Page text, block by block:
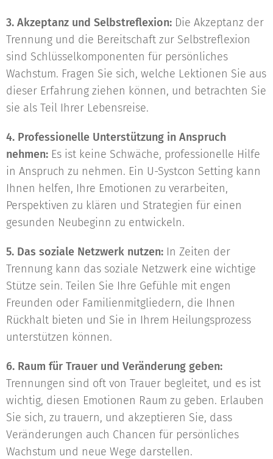
3. Akzeptanz und Selbstreflexion: Die Akzeptanz der
Trennung und die Bereitschaft zur Selbstreflexion
sind Schlüsselkomponenten für persönliches
Wachstum. Fragen Sie sich, welche Lektionen Sie aus
dieser Erfahrung ziehen können, und betrachten Sie
sie als Teil Ihrer Lebensreise.
4. Professionelle Unterstützung in Anspruch
nehmen: Es ist keine Schwäche, professionelle Hilfe
in Anspruch zu nehmen. Ein U-Systcon Setting kann
Ihnen helfen, Ihre Emotionen zu verarbeiten,
Perspektiven zu klären und Strategien für einen
gesunden Neubeginn zu entwickeln.
5. Das soziale Netzwerk nutzen: In Zeiten der
Trennung kann das soziale Netzwerk eine wichtige
Stütze sein. Teilen Sie Ihre Gefühle mit engen
Freunden oder Familienmitgliedern, die Ihnen
Rückhalt bieten und Sie in Ihrem Heilungsprozess
unterstützen können.
6. Raum für Trauer und Veränderung geben:
Trennungen sind oft von Trauer begleitet, und es ist
wichtig, diesen Emotionen Raum zu geben. Erlauben
Sie sich, zu trauern, und akzeptieren Sie, dass
Veränderungen auch Chancen für persönliches
Wachstum und neue Wege darstellen.